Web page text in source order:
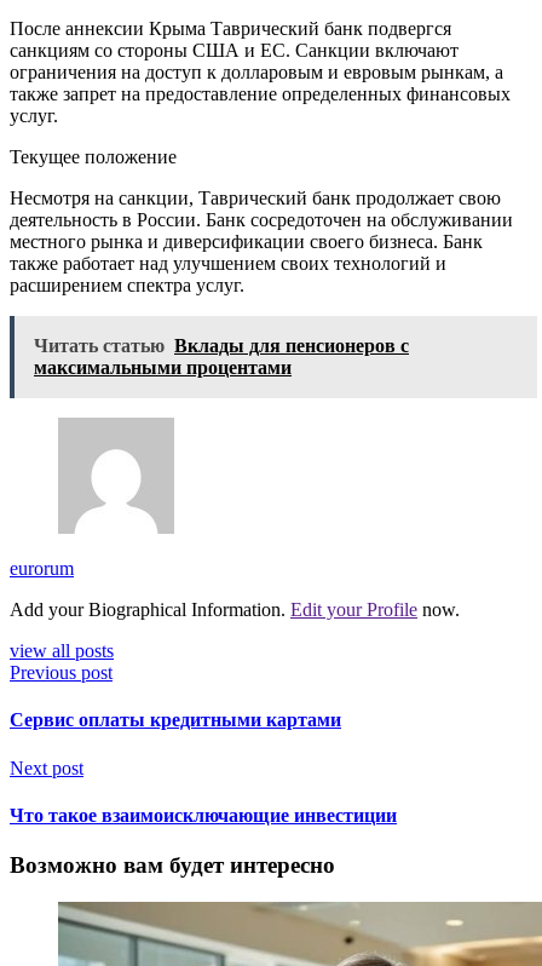
После аннексии Крыма Таврический банк подвергся
санкциям со стороны США и ЕС. Санкции включают
ограничения на доступ к долларовым и евровым рынкам, а
также запрет на предоставление определенных финансовых
услуг.
Текущее положение
Несмотря на санкции, Таврический банк продолжает свою
деятельность в России. Банк сосредоточен на обслуживании
местного рынка и диверсификации своего бизнеса. Банк
также работает над улучшением своих технологий и
расширением спектра услуг.
Читать статью Вклады для пенсионеров с
максимальными процентами
eurorum
Add your Biographical Information. Edit your Profile now.
view all posts
Previous post
Сервис оплаты кредитными картами
Next post
Что такое взаимоисключающие инвестиции
Возможно вам будет интересно